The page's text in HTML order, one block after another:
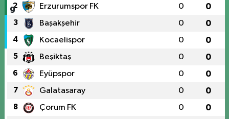
2 Erzurumspor FK 0 0
3 Başakşehir 0 0
4 Kocaelispor 0 0
5 Beşiktaş 0 0
6 Eyüpspor 0 0
7 Galatasaray 0 0
8 Çorum FK 0 0